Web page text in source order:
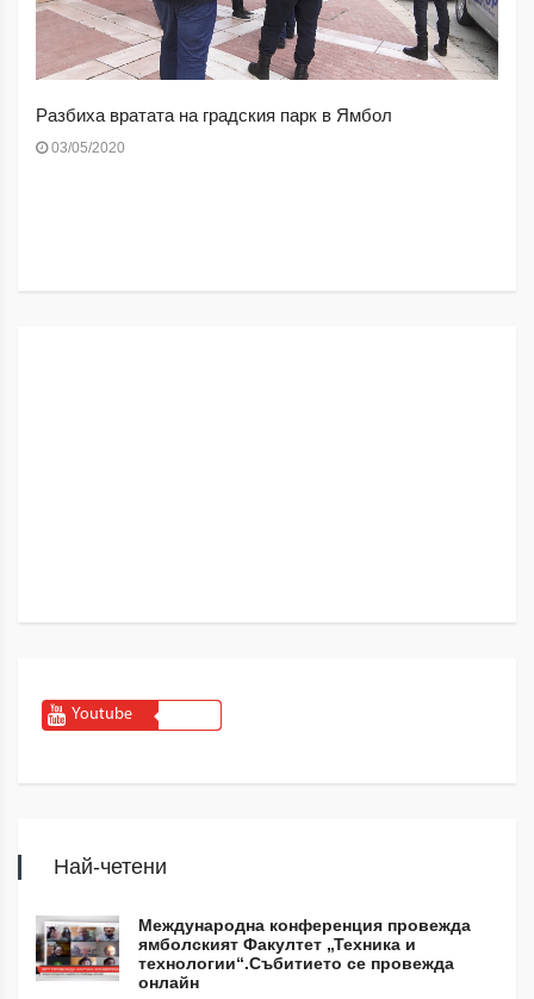
Разбиха вратата на градския парк в Ямбол
03/05/2020
Youtube
Най-четени
Международна конференция провежда
ямболският Факултет „Техника и
технологии“.Събитието се провежда
онлайн